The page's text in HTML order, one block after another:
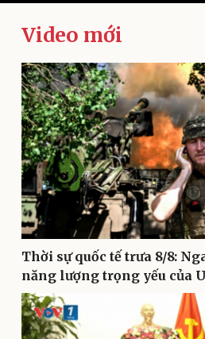
Kinh tế
Bất động sản
Khởi nghiệp
Video mới
Thời sự quốc tế trưa 8/8:
năng lượng trọng yếu của